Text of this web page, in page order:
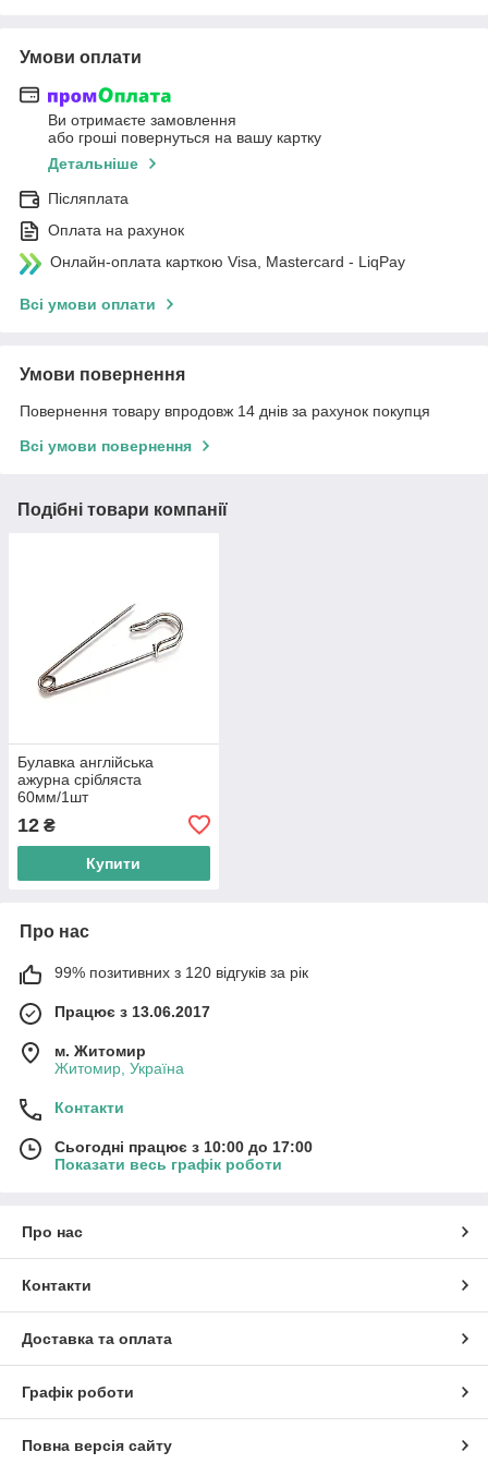
Умови оплати
Ви отримаєте замовлення
або гроші повернуться на вашу картку
Детальніше
Післяплата
Оплата на рахунок
Онлайн-оплата карткою Visa, Mastercard - LiqPay
Всі умови оплати
Умови повернення
Повернення товару впродовж 14 днів за рахунок покупця
Всі умови повернення
Подібні товари компанії
Булавка англійська
ажурна срібляста
60мм/1шт
12 ₴
Купити
Про нас
99% позитивних з 120 відгуків за рік
Працює з 13.06.2017
м. Житомир
Житомир, Україна
Контакти
Сьогодні працює з 10:00 до 17:00
Показати весь графік роботи
Про нас
Контакти
Доставка та оплата
Графік роботи
Повна версія сайту